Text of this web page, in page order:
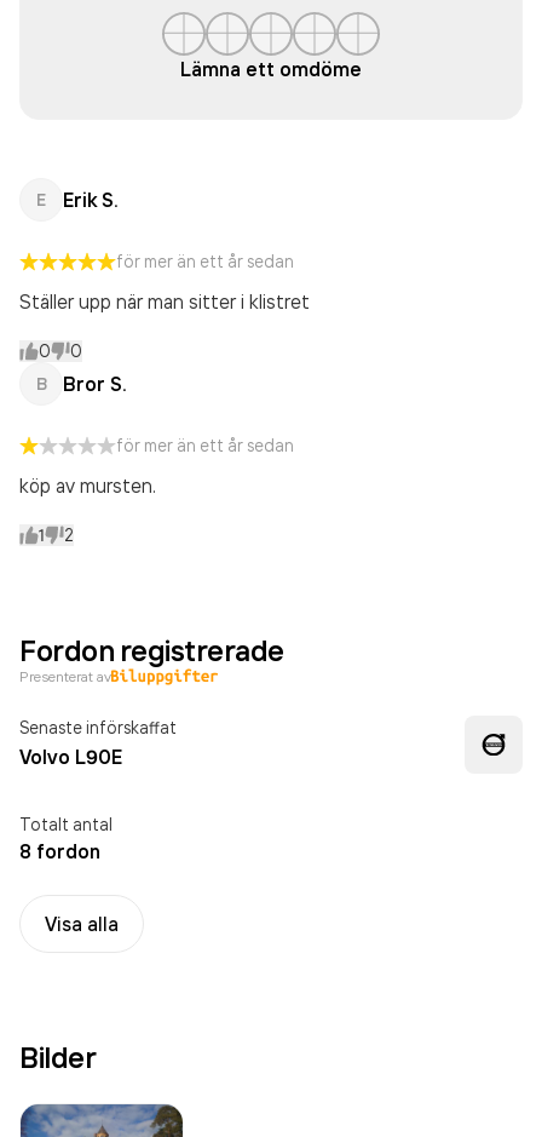
Lämna ett omdöme
E Erik S.
för mer än ett år sedan
Ställer upp när man sitter i klistret
0 0
B Bror S.
för mer än ett år sedan
köp av mursten.
1 2
Fordon registrerade
Presenterat av
Senaste införskaffat
Volvo L90E
Totalt antal
8 fordon
Visa alla
Bilder